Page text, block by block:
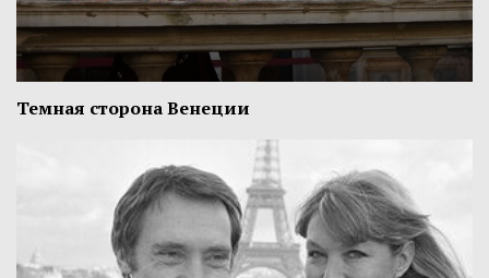
Темная сторона Венеции